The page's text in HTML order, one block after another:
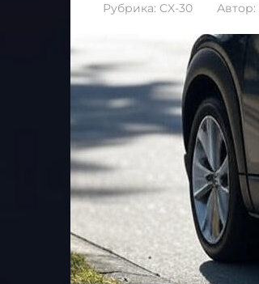
Рубрика: CX-30 Автор: